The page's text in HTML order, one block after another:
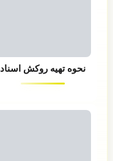
نحوه تهیه روکش اسناد